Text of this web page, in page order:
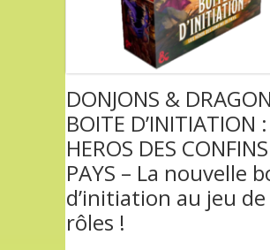
DONJONS &
BOITE D’INITIATION
HEROS DES
PAYS – La nouvelle
d’initiation au jeu de
rôles !